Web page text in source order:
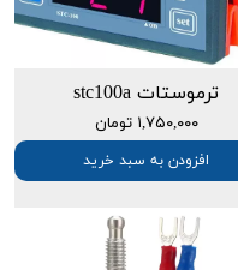
ترموستات stc100a
۱,۷۵۰,۰۰۰ تومان
افزودن به سبد خرید